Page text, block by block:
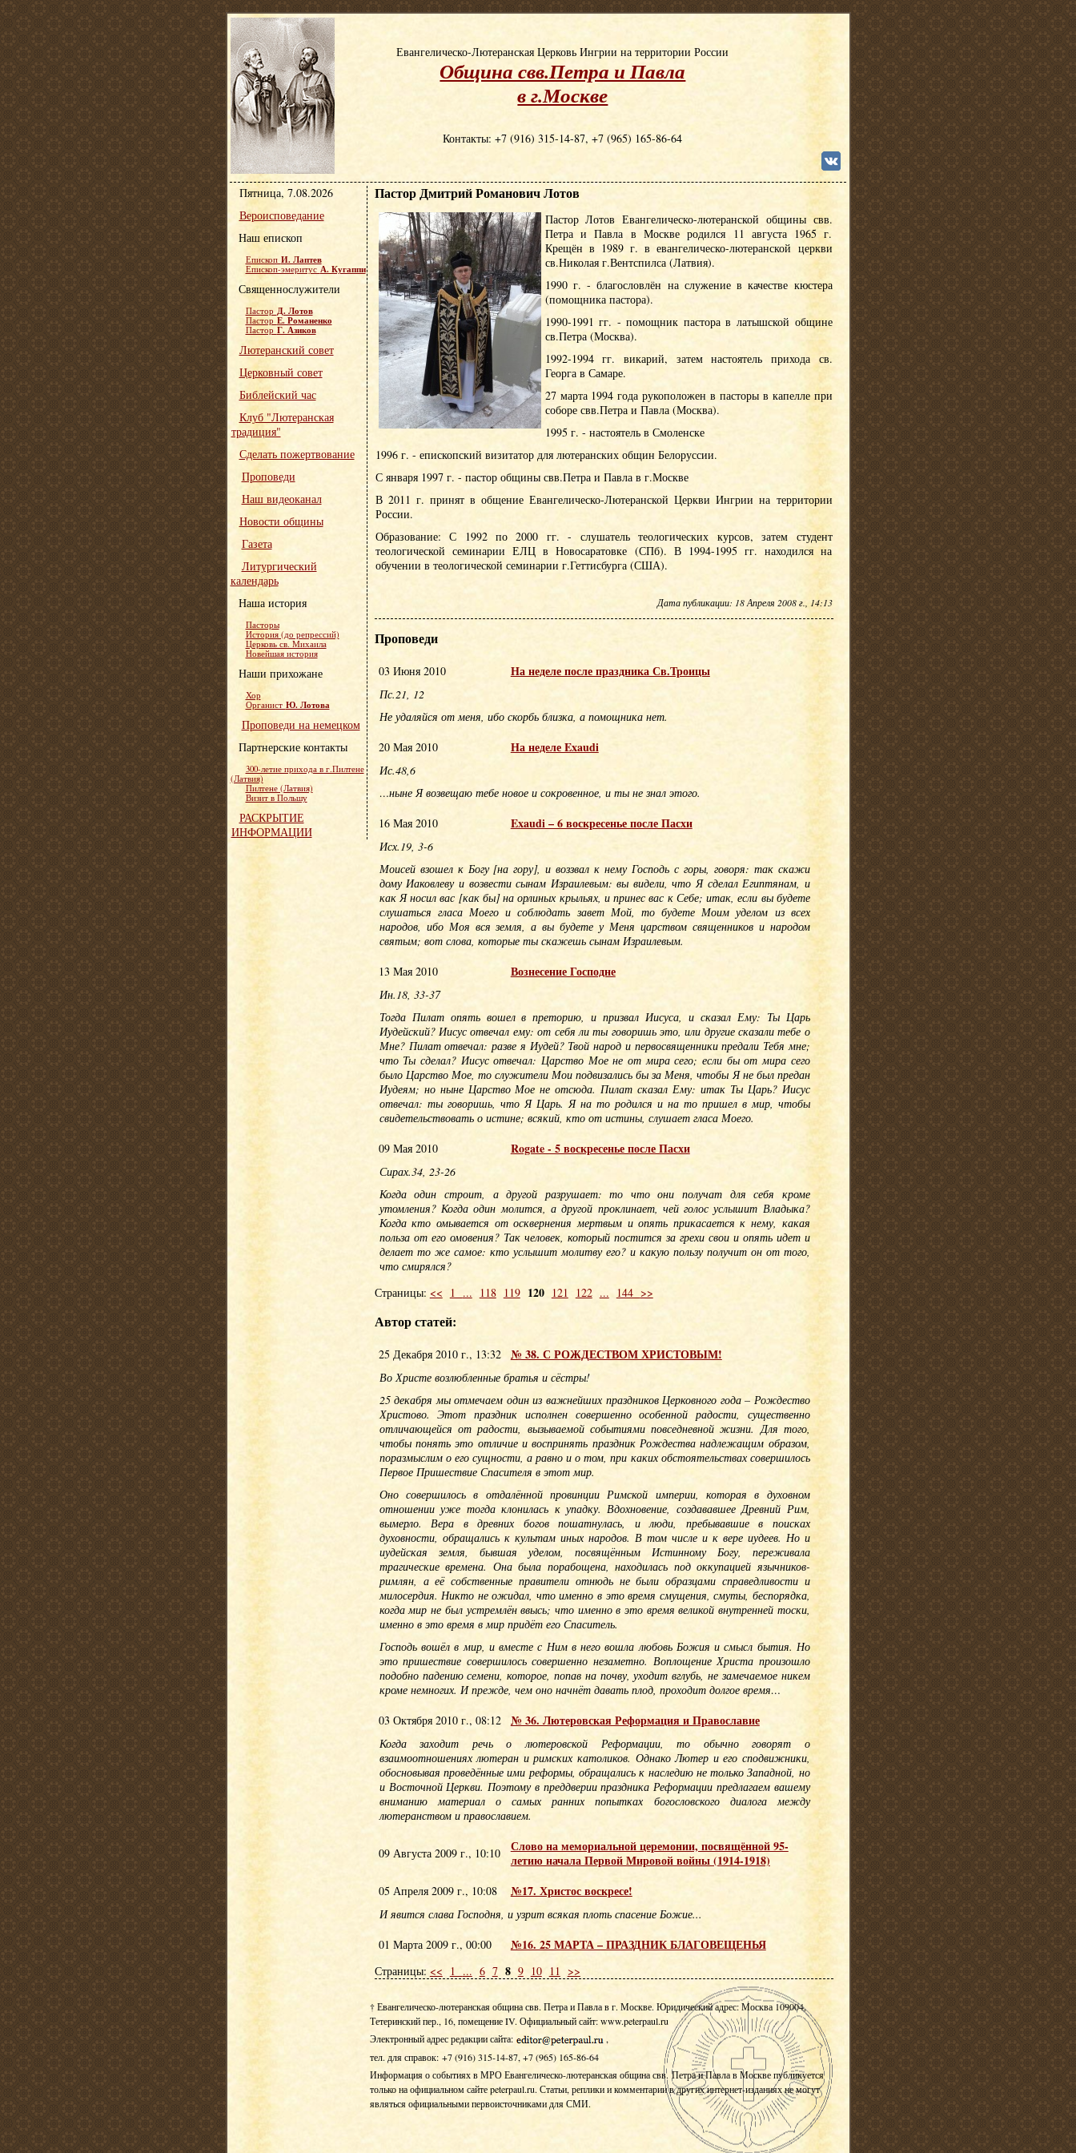
Евангелическо-Лютеранская Церковь Ингрии на территории России
Община свв.Петра и Павла
в г.Москве
Контакты: +7 (916) 315-14-87, +7 (965) 165-86-64
Пастор Дмитрий Романович Лотов
Пастор Лотов Евангелическо-лютеранской общины свв.
Петра и Павла в Москве родился 11 августа 1965 г.
Крещён в 1989 г. в евангелическо-лютеранской церкви
св.Николая г.Вентспилса (Латвия).
1990 г. - благословлён на служение в качестве кюстера
(помощника пастора).
1990-1991 гг. - помощник пастора в латышской общине
св.Петра (Москва).
1992-1994 гг. викарий, затем настоятель прихода св.
Георга в Самаре.
27 марта 1994 года рукоположен в пасторы в капелле при
соборе свв.Петра и Павла (Москва).
1995 г. - настоятель в Смоленске
1996 г. - епископский визитатор для лютеранских общин Белоруссии.
С января 1997 г. - пастор общины свв.Петра и Павла в г.Москве
В 2011 г. принят в общение Евангелическо-Лютеранской Церкви Ингрии на территории
России.
Образование: С 1992 по 2000 гг. - слушатель теологических курсов, затем студент
теологической семинарии ЕЛЦ в Новосаратовке (СПб). В 1994-1995 гг. находился на
обучении в теологической семинарии г.Геттисбурга (США).
Дата публикации: 18 Апреля 2008 г., 14:13
Проповеди
03 Июня 2010 На неделе после праздника Св.Троицы
Пс.21, 12
Не удаляйся от меня, ибо скорбь близка, а помощника нет.
20 Мая 2010
На неделе Exaudi
Ис.48,6
…ныне Я возвещаю тебе новое и сокровенное, и ты не знал этого.
16 Мая 2010
Exaudi – 6 воскресенье после Пасхи
Исх.19, 3-6
Моисей взошел к Богу [на гору], и воззвал к нему Господь с горы, говоря: так скажи
дому Иаковлеву и возвести сынам Израилевым: вы видели, что Я сделал Египтянам, и
как Я носил вас [как бы] на орлиных крыльях, и принес вас к Себе; итак, если вы будете
слушаться гласа Моего и соблюдать завет Мой, то будете Моим уделом из всех
народов, ибо Моя вся земля, а вы будете у Меня царством священников и народом
святым; вот слова, которые ты скажешь сынам Израилевым.
13 Мая 2010
Вознесение Господне
Ин.18, 33-37
Тогда Пилат опять вошел в преторию, и призвал Иисуса, и сказал Ему: Ты Царь
Иудейский? Иисус отвечал ему: от себя ли ты говоришь это, или другие сказали тебе о
Мне? Пилат отвечал: разве я Иудей? Твой народ и первосвященники предали Тебя мне;
что Ты сделал? Иисус отвечал: Царство Мое не от мира сего; если бы от мира сего
было Царство Мое, то служители Мои подвизались бы за Меня, чтобы Я не был предан
Иудеям; но ныне Царство Мое не отсюда. Пилат сказал Ему: итак Ты Царь? Иисус
отвечал: ты говоришь, что Я Царь. Я на то родился и на то пришел в мир, чтобы
свидетельствовать о истине; всякий, кто от истины, слушает гласа Моего.
09 Мая 2010
Rogate - 5 воскресенье после Пасхи
Сирах.34, 23-26
Когда один строит, а другой разрушает: то что они получат для себя кроме
утомления? Когда один молится, а другой проклинает, чей голос услышит Владыка?
Когда кто омывается от осквернения мертвым и опять прикасается к нему, какая
польза от его омовения? Так человек, который постится за грехи свои и опять идет и
делает то же самое: кто услышит молитву его? и какую пользу получит он от того,
что смирялся?
Страницы: << 1 ... 118 119 120 121 122 ... 144 >>
Автор статей:
25 Декабря 2010 г., 13:32 № 38. С РОЖДЕСТВОМ ХРИСТОВЫМ!
Во Христе возлюбленные братья и сёстры!
25 декабря мы отмечаем один из важнейших праздников Церковного года – Рождество
Христово. Этот праздник исполнен совершенно особенной радости, существенно
отличающейся от радости, вызываемой событиями повседневной жизни. Для того,
чтобы понять это отличие и воспринять праздник Рождества надлежащим образом,
поразмыслим о его сущности, а равно и о том, при каких обстоятельствах совершилось
Первое Пришествие Спасителя в этот мир.
Оно совершилось в отдалённой провинции Римской империи, которая в духовном
отношении уже тогда клонилась к упадку. Вдохновение, создававшее Древний Рим,
вымерло. Вера в древних богов пошатнулась, и люди, пребывавшие в поисках
духовности, обращались к культам иных народов. В том числе и к вере иудеев. Но и
иудейская земля, бывшая уделом, посвящённым Истинному Богу, переживала
трагические времена. Она была порабощена, находилась под оккупацией язычников-
римлян, а её собственные правители отнюдь не были образцами справедливости и
милосердия. Никто не ожидал, что именно в это время смущения, смуты, беспорядка,
когда мир не был устремлён ввысь; что именно в это время великой внутренней тоски,
именно в это время в мир придёт его Спаситель.
Господь вошёл в мир, и вместе с Ним в него вошла любовь Божия и смысл бытия. Но
это пришествие совершилось совершенно незаметно. Воплощение Христа произошло
подобно падению семени, которое, попав на почву, уходит вглубь, не замечаемое никем
кроме немногих. И прежде, чем оно начнёт давать плод, проходит долгое время…
03 Октября 2010 г., 08:12
№ 36. Лютеровская Реформация и Православие
Когда заходит речь о лютеровской Реформации, то обычно говорят о
взаимоотношениях лютеран и римских католиков. Однако Лютер и его сподвижники,
обосновывая проведённые ими реформы, обращались к наследию не только Западной, но
и Восточной Церкви. Поэтому в преддверии праздника Реформации предлагаем вашему
вниманию материал о самых ранних попытках богословского диалога между
лютеранством и православием.
09 Августа 2009 г., 10:10
Слово на мемориальной церемонии, посвящённой 95-
летию начала Первой Мировой войны (1914-1918)
05 Апреля 2009 г., 10:08 №17. Христос воскресе!
И явится слава Господня, и узрит всякая плоть спасение Божие...
01 Марта 2009 г., 00:00
№16. 25 МАРТА – ПРАЗДНИК БЛАГОВЕЩЕНЬЯ
Страницы: << 1 ... 6 7 8 9 10 11 >>
Пятница, 7.08.2026
Вероисповедание
Наш епископ
Епископ И. Лаптев
Епископ-эмеритус А. Кугаппи
Священнослужители
Пастор Д. Лотов
Пастор Е. Романенко
Пастор Г. Азиков
Лютеранский совет
Церковный совет
Библейский час
Клуб "Лютеранская
традиция"
Сделать пожертвование
Проповеди
Наш видеоканал
Новости общины
Газета
Литургический
календарь
Наша история
Пасторы
История (до репрессий)
Церковь св. Михаила
Новейшая история
Наши прихожане
Хор
Органист Ю. Лотова
Проповеди на немецком
Партнерские контакты
300-летие прихода в г.Пилтене
(Латвия)
Пилтене (Латвия)
Визит в Польшу
РАСКРЫТИЕ
ИНФОРМАЦИИ
† Евангелическо-лютеранская община свв. Петра и Павла в г. Москве. Юридический адрес: Москва 109004,
Тетеринский пер., 16, помещение IV. Официальный сайт: www.peterpaul.ru
Электронный адрес редакции сайта:
,
тел. для справок: +7 (916) 315-14-87, +7 (965) 165-86-64
Информация о событиях в МРО Евангелическо-лютеранская община свв. Петра и Павла в Москве публикуется
только на официальном сайте peterpaul.ru. Статьи, реплики и комментарии в других интернет-изданиях не могут
являться официальными первоисточниками для СМИ.